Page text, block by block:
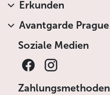
Erkunden
Avantgarde Prague
Soziale Medien
Zahlungsmethoden